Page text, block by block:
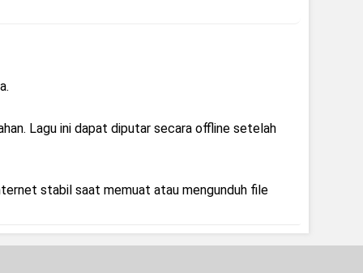
Lagu ini dapat diputar secara offline setelah
stabil saat memuat atau mengunduh file